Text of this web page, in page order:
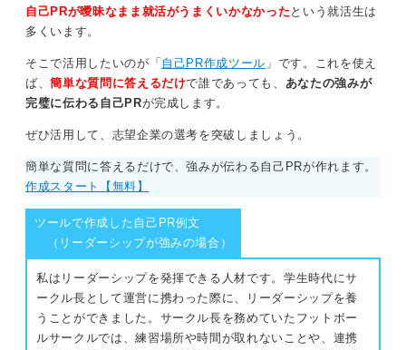
自己PRが曖昧なまま就活がうまくいかなかった という就活生は
多くいます。
そこで活用したいのが「 自己PR作成ツール 」です。これを使え
ば、簡単な質問に答えるだけで誰であっても、 あなたの強みが
完璧に伝わる自己PRが完成します。
ぜひ活用して、志望企業の選考を突破しましょう。
簡単な質問に答えるだけで、強みが伝わる自己PRが作れます。
作成スタート【無料】
ツールで作成した自己PR例文
（リーダーシップが強みの場合）
私はリーダーシップを発揮できる人材です。学生時代にサ
ークル長として運営に携わった際に、リーダーシップを養
うことができました。サークル長を務めていたフットボー
ルサークルでは、練習場所や時間が取れないことや、連携